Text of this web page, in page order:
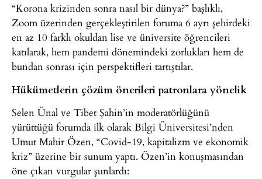
“Korona krizinden sonra nasıl bir dünya?” başlıklı,
Zoom üzerinden gerçekleştirilen foruma 6 ayrı şehirdeki
en az 10 farklı okuldan lise ve üniversite öğrencileri
katılarak, hem pandemi dönemindeki zorlukları hem de
bundan sonrası için perspektifleri tartıştılar.
Hükümetlerin çözüm önerileri patronlara yönelik
Selen Ünal ve Tibet Şahin’in moderatörlüğünü
yürüttüğü forumda ilk olarak Bilgi Üniversitesi’nden
Umut Mahir Özen, “Covid-19, kapitalizm ve ekonomik
kriz” üzerine bir sunum yaptı. Özen’in konuşmasından
öne çıkan vurgular şunlardı: